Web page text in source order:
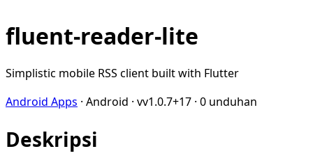
fluent-reader-lite
Simplistic mobile RSS client built with Flutter
Android Apps · Android · vv1.0.7+17 · 0 unduhan
Deskripsi